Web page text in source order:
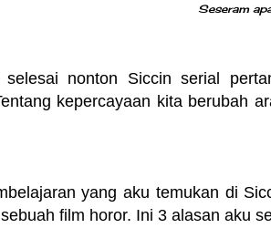
Seseram
selesai nonton Siccin serial
kepercayaan kita berubah
yang aku temukan di
film horor. Ini 3 alasan aku